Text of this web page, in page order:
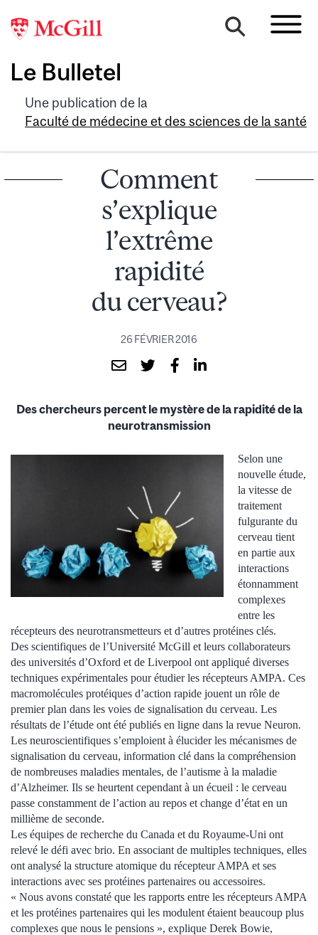
Le Bulletel
Une publication de la
Faculté de médecine et des sciences de la santé
Comment
s’explique
l’extrême
rapidité
du cerveau?
26 FÉVRIER 2016
Des chercheurs percent le mystère de la rapidité de la
neurotransmission
Selon une
nouvelle étude,
la vitesse de
traitement
fulgurante du
cerveau tient
en partie aux
interactions
étonnamment
complexes
entre les
récepteurs des neurotransmetteurs et d’autres protéines clés.
Des scientifiques de l’Université McGill et leurs collaborateurs
des universités d’Oxford et de Liverpool ont appliqué diverses
techniques expérimentales pour étudier les récepteurs AMPA. Ces
macromolécules protéiques d’action rapide jouent un rôle de
premier plan dans les voies de signalisation du cerveau. Les
résultats de l’étude ont été publiés en ligne dans la revue Neuron.
Les neuroscientifiques s’emploient à élucider les mécanismes de
signalisation du cerveau, information clé dans la compréhension
de nombreuses maladies mentales, de l’autisme à la maladie
d’Alzheimer. Ils se heurtent cependant à un écueil : le cerveau
passe constamment de l’action au repos et change d’état en un
millième de seconde.
Les équipes de recherche du Canada et du Royaume-Uni ont
relevé le défi avec brio. En associant de multiples techniques, elles
ont analysé la structure atomique du récepteur AMPA et ses
interactions avec ses protéines partenaires ou accessoires.
« Nous avons constaté que les rapports entre les récepteurs AMPA
et les protéines partenaires qui les modulent étaient beaucoup plus
complexes que nous le pensions », explique Derek Bowie,